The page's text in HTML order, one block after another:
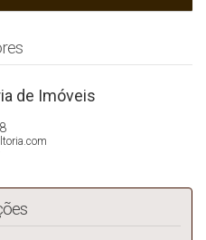
de Imóveis